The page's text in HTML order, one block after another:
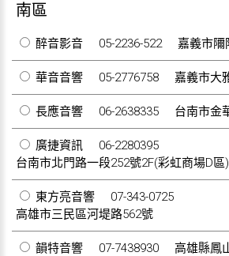
南區
醉音影音 05-2236-522 嘉義市隬
華音音響 05-2776758 嘉義市大
長應音響 06-2638335 台南市金
廣捷資訊
06-2280395
台南市北門路一段252號2F(彩虹商場D區)
東方亮音響
07-343-0725
高雄市三民區河堤路562號
韻特音響 07-7438930 高雄縣鳳